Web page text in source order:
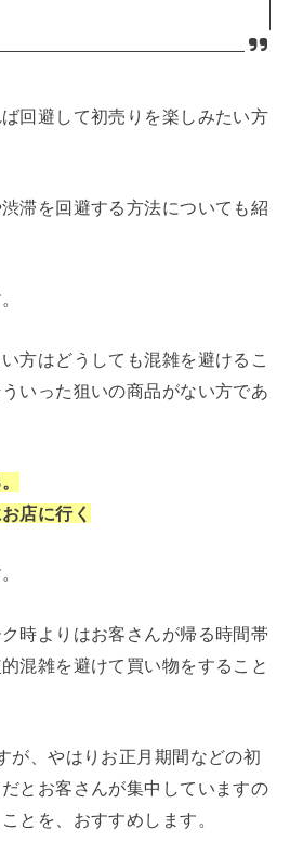
回避して初売りを楽しみたい方
滞を回避する方法についても紹
方はどうしても混雑を避けるこ
いった狙いの商品がない方であ
店に行く
時よりはお客さんが帰る時間帯
混雑を避けて買い物をすること
が、やはりお正月期間などの初
とお客さんが集中していますの
とを、おすすめします。